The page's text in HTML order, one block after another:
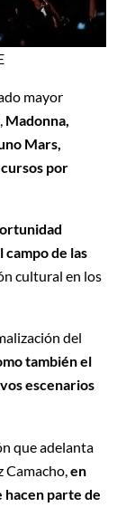
mayor
Madonna,
Mars,
por
de las
cultural en los
del
también el
escenarios
que adelanta
en
hacen parte de